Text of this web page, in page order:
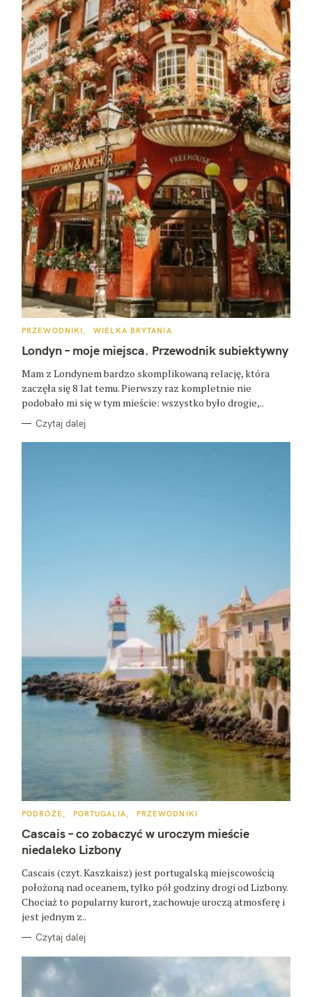
K
T
E
O
R
I
PRZEWODNIKI WIELKA BRYTANIA
Londyn – moje miejsca. Przewodnik subiektywny
Mam z Londynem bardzo skomplikowaną relację, która
zaczęła się 8 lat temu. Pierwszy raz kompletnie nie
podobało mi się w tym mieście: wszystko było drogie,..
Czytaj dalej
K
T
E
G
O
I
PODRÓŻE PORTUGALIA PRZEWODNIKI
Cascais – co zobaczyć w uroczym mieście
niedaleko Lizbony
Cascais (czyt. Kaszkaisz) jest portugalską miejscowością
położoną nad oceanem, tylko pół godziny drogi od Lizbony.
Chociaż to popularny kurort, zachowuje uroczą atmosferę i
jest jednym z..
Czytaj dalej